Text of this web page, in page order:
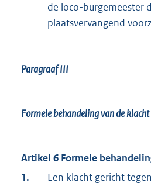
de loco-burgemeester
plaatsvervangend
Paragraaf III
Formele behandeling van de klacht
Artikel 6 Formele
1.
Een klacht gericht